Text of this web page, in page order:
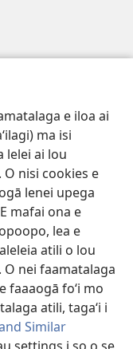
e iloa ai
ma isi
lelei ai lou
O nisi cookies e
lenei upega
mafai ona e
lea e
atili o lou
O nei faamatalaga
faaaogā foʻi mo
atili, tagaʻi i
Similar
of Pennsylvania.